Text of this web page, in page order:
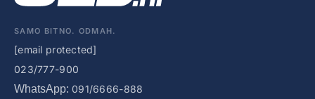
SAMO BITNO. ODMAH.
[email protected]
023/777-900
WhatsApp: 091/6666-888